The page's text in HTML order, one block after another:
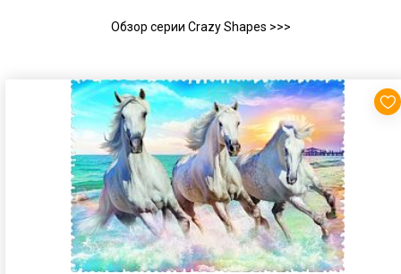
Обзор серии Crazy Shapes >>>